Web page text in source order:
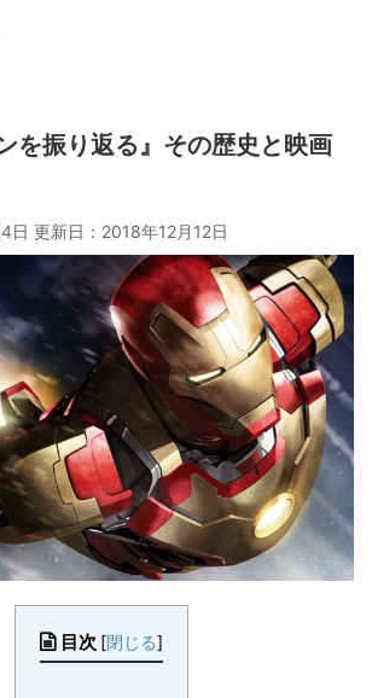
を振り返る』その歴史と映画
日 更新日： 2018年12月12日
目次 [閉じる]